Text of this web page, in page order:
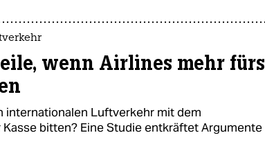
wenn Airlines mehr fürs
internationalen Luftverkehr mit dem
Kasse bitten? Eine Studie entkräftet Argumente